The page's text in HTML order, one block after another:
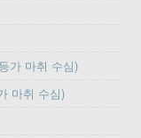
가 마취 수심)
마취 수심)